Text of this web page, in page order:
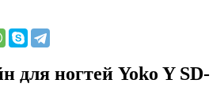
для ногтей Yoko Y SD-